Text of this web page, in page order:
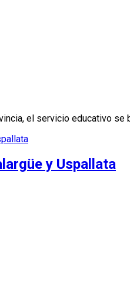
el servicio educativo se
y Uspallata